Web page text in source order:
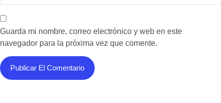
Guarda mi nombre, correo electrónico y web en este
navegador para la próxima vez que comente.